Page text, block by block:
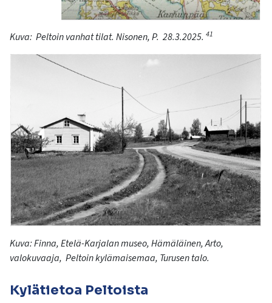
Kuva: Peltoinvanhat tilat. Nisonen, P. 28.3.2025. 41
Kuva:Finna, Etelä-Karjalan museo,Hämäläinen, Arto,
valokuvaaja, Peltoinkylämaisemaa, Turusentalo.
Kylätietoa Peltoista